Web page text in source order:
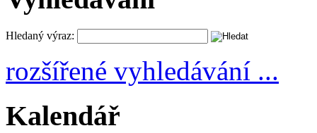
Hledaný výraz:
rozšířené vyhledávání ...
Kalendář